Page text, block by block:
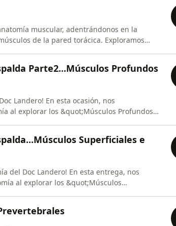
muscular, adentrándonos en la
de la pared torácica. Exploramos
Parte2...Músculos Profundos
Landero! En esta ocasión, nos
al explorar los &quot;Músculos Profundos
Superficiales e
del Doc Landero! En esta entrega, nos
al explorar los &quot;Músculos